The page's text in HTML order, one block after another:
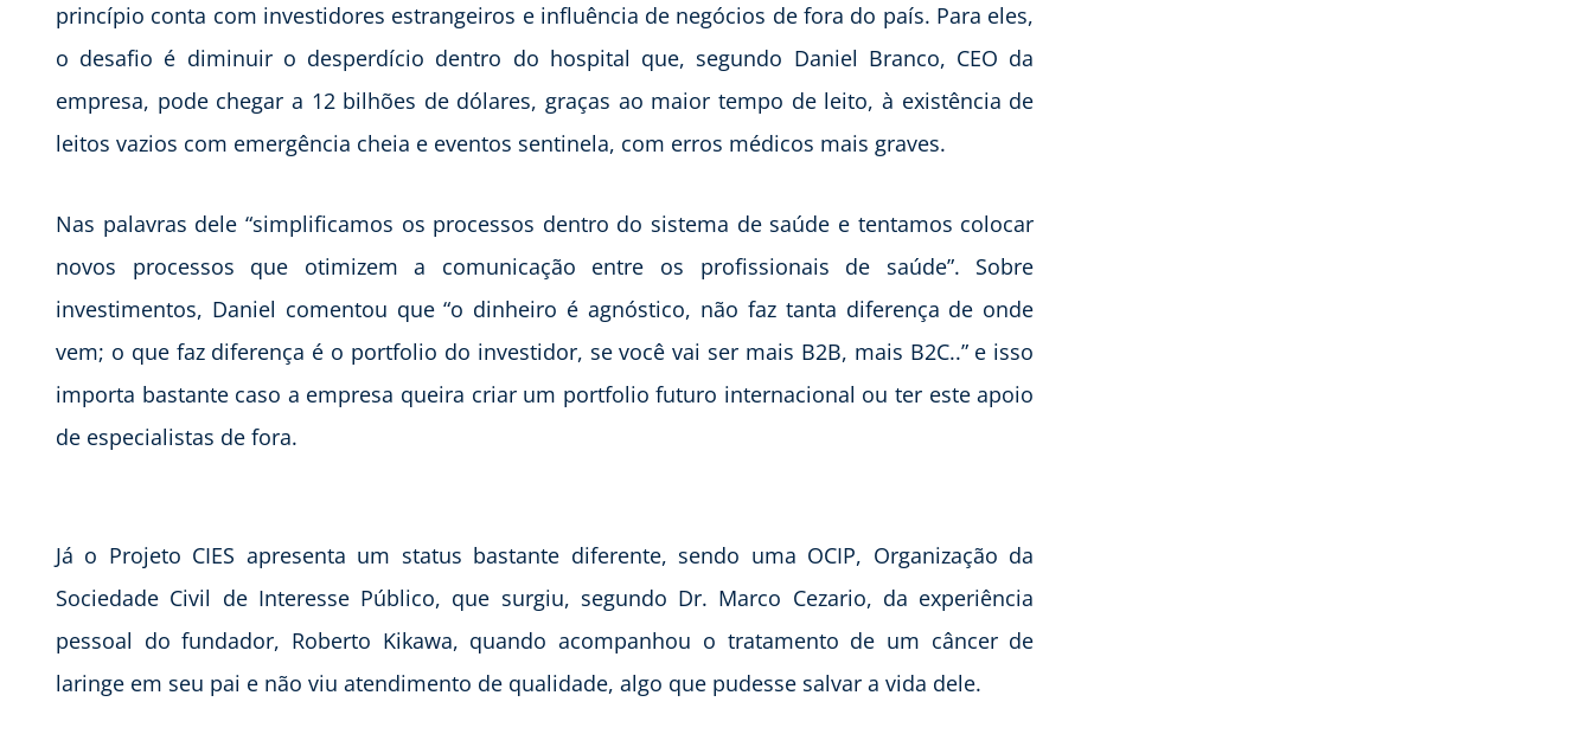
princípio conta com investidores estrangeiros e influência de negócios de fora do país. Para eles,
o desafio é diminuir o desperdício dentro do hospital que, segundo Daniel Branco, CEO da
empresa, pode chegar a 12 bilhões de dólares, graças ao maior tempo de leito, à existência de
leitos vazios com emergência cheia e eventos sentinela, com erros médicos mais graves.
Nas palavras dele “simplificamos os processos dentro do sistema de saúde e tentamos colocar
novos processos que otimizem a comunicação entre os profissionais de saúde”. Sobre
investimentos, Daniel comentou que “o dinheiro é agnóstico, não faz tanta diferença de onde
vem; o que faz diferença é o portfolio do investidor, se você vai ser mais B2B, mais B2C..” e isso
importa bastante caso a empresa queira criar um portfolio futuro internacional ou ter este apoio
de especialistas de fora.
Já o Projeto CIES apresenta um status bastante diferente, sendo uma OCIP, Organização da
Sociedade Civil de Interesse Público, que surgiu, segundo Dr. Marco Cezario, da experiência
pessoal do fundador, Roberto Kikawa, quando acompanhou o tratamento de um câncer de
laringe em seu pai e não viu atendimento de qualidade, algo que pudesse salvar a vida dele.